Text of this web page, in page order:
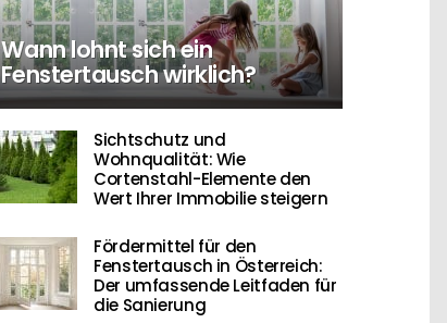
Wann lohnt sich ein
Fenstertausch wirklich?
Sichtschutz und
Wohnqualität: Wie
Cortenstahl-Elemente den
Wert Ihrer Immobilie steigern
Fördermittel für den
Fenstertausch in Österreich:
Der umfassende Leitfaden für
die Sanierung